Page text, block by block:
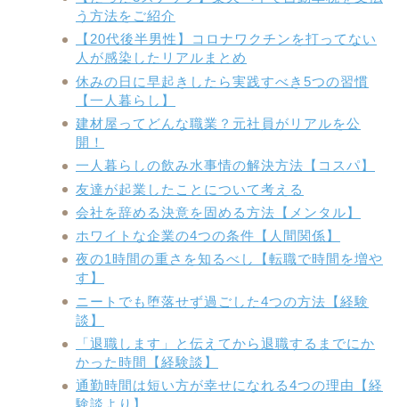
う方法をご紹介
【20代後半男性】コロナワクチンを打ってない
人が感染したリアルまとめ
休みの日に早起きしたら実践すべき5つの習慣
【一人暮らし】
建材屋ってどんな職業？元社員がリアルを公
開！
一人暮らしの飲み水事情の解決方法【コスパ】
友達が起業したことについて考える
会社を辞める決意を固める方法【メンタル】
ホワイトな企業の4つの条件【人間関係】
夜の1時間の重さを知るべし【転職で時間を増や
す】
ニートでも堕落せず過ごした4つの方法【経験
談】
「退職します」と伝えてから退職するまでにか
かった時間【経験談】
通勤時間は短い方が幸せになれる4つの理由【経